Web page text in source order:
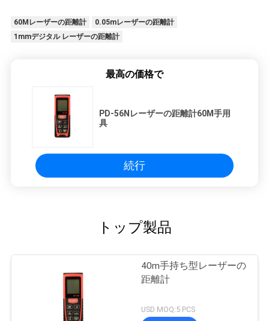
60Mレーザーの距離計
0.05mレーザーの距離計
1mmデジタル レーザーの距離計
最高の価格で
PD-56Nレーザーの距離計60M手用
具
続行
トップ製品
40m手持ち型レーザーの
距離計
USD MOQ:5 PCS